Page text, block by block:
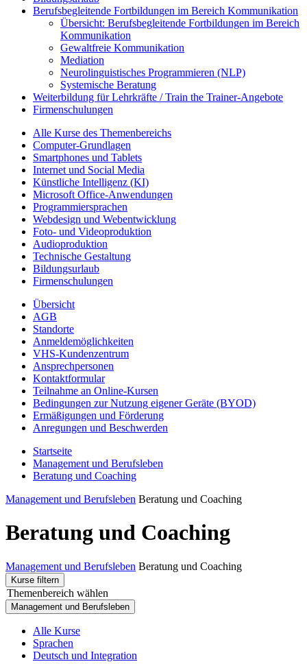
Berufsbegleitende Fortbildungen im Bereich Kommunikation
Übersicht: Berufsbegleitende Fortbildungen im Bereich
Kommunikation
Gewaltfreie Kommunikation
Mediation
Neurolinguistisches Programmieren (NLP)
Systemische Beratung
Weiterbildung für Lehrkräfte / Train the Trainer-Angebote
Firmenschulungen
Alle Kurse des Themenbereichs
Computer-Grundlagen
Smartphones und Tablets
Internet und Social Media
Künstliche Intelligenz (KI)
Microsoft Office-Anwendungen
Programmiersprachen
Webdesign und Webentwicklung
Foto- und Videoproduktion
Audioproduktion
Technische Gestaltung
Bildungsurlaub
Firmenschulungen
Übersicht
AGB
Standorte
Anmeldemöglichkeiten
VHS-Kundenzentrum
Ansprechpersonen
Kontaktformular
Teilnahme an Online-Kursen
Bedingungen zur Nutzung eigener Geräte (BYOD)
Ermäßigungen und Förderung
Anregungen und Beschwerden
Startseite
Management und Berufsleben
Beratung und Coaching
Management und Berufsleben Beratung und Coaching
Beratung und Coaching
Management und Berufsleben Beratung und Coaching
Kurse filtern
Themenbereich wählen
Management und Berufsleben
Alle Kurse
Sprachen
Deutsch und Integration